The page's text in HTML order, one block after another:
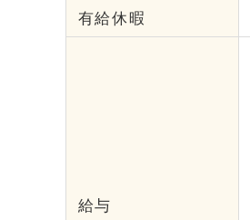
有給休暇
給与